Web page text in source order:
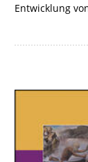
Entwicklung